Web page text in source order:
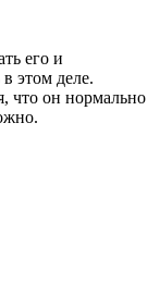
его и
этом деле.
что он нормально